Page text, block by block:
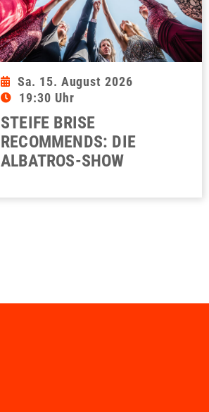
Sa. 15. August 2026
19:30 Uhr
STEIFE BRISE
RECOMMENDS: DIE
ALBATROS-SHOW